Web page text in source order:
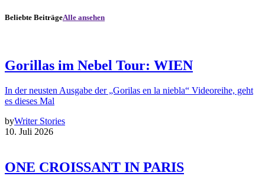
Beliebte BeiträgeAlle ansehen
Gorillas im Nebel Tour: WIEN
In der neusten Ausgabe der „Gorilas en la niebla“ Videoreihe, geht
es dieses Mal
byWriter Stories
10. Juli 2026
ONE CROISSANT IN PARIS